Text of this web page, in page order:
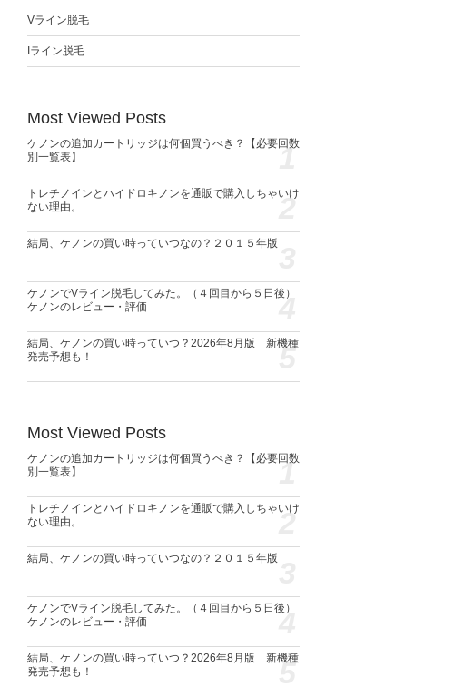
Vライン脱毛
Iライン脱毛
Most Viewed Posts
ケノンの追加カートリッジは何個買うべき？【必要回数
別一覧表】
1
トレチノインとハイドロキノンを通販で購入しちゃいけ
ない理由。
2
結局、ケノンの買い時っていつなの？２０１５年版
ケノンでVライン脱毛してみた。（４回目から５日後）
ケノンのレビュー・評価
4
結局、ケノンの買い時っていつ？2026年8月版 新機種
発売予想も！
5
Most Viewed Posts
ケノンの追加カートリッジは何個買うべき？【必要回数
別一覧表】
1
トレチノインとハイドロキノンを通販で購入しちゃいけ
ない理由。
2
結局、ケノンの買い時っていつなの？２０１５年版
ケノンでVライン脱毛してみた。（４回目から５日後）
ケノンのレビュー・評価
4
結局、ケノンの買い時っていつ？2026年8月版 新機種
発売予想も！
5